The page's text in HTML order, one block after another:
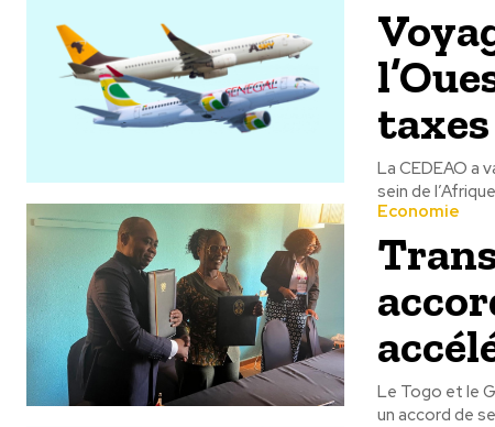
La CEDEAO a
Economie
Le Togo et le
un accord de